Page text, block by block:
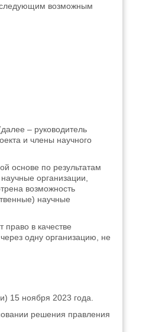
возможным
– руководитель
и члены научного
основе по результатам
организации,
возможность
научные
право в качестве
одну организацию, не
15 ноября 2023 года.
решения правления